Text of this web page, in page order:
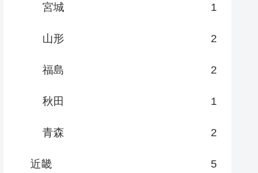
宮城 1
山形 2
福島 2
秋田 1
青森 2
近畿 5